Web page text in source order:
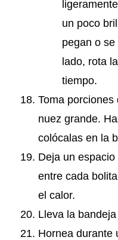
un poco
pegan o
lado, rota
tiempo.
Toma
nuez grande.
colócalas en la
Deja un
entre cada
el calor.
Lleva la
Hornea durante